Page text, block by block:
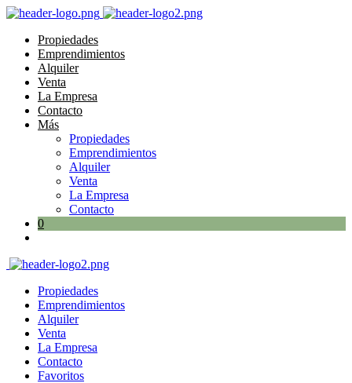
Propiedades
Emprendimientos
Alquiler
Venta
La Empresa
Contacto
Más
Propiedades
Emprendimientos
Alquiler
Venta
La Empresa
Contacto
0
Propiedades
Emprendimientos
Alquiler
Venta
La Empresa
Contacto
Favoritos